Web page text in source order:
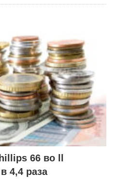
66 во ll
4,4 раза